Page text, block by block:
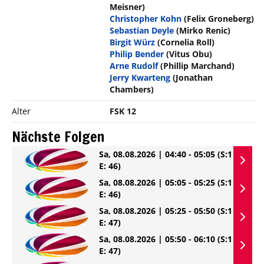
Meisner)
Christopher Kohn (Felix Groneberg)
Sebastian Deyle (Mirko Renic)
Birgit Würz (Cornelia Roll)
Philip Bender (Vitus Obu)
Arne Rudolf (Phillip Marchand)
Jerry Kwarteng (Jonathan
Chambers)
Alter
FSK 12
Nächste Folgen
Sa, 08.08.2026 | 04:40 - 05:05 (S:1
E: 46)
Sa, 08.08.2026 | 05:05 - 05:25 (S:1
E: 46)
Sa, 08.08.2026 | 05:25 - 05:50 (S:1
E: 47)
Sa, 08.08.2026 | 05:50 - 06:10 (S:1
E: 47)